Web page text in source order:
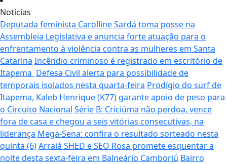
Notícias
Deputada feminista Carolline Sardá toma posse na
Assembleia Legislativa e anuncia forte atuação para o
enfrentamento à violência contra as mulheres em Santa
Catarina Incêndio criminoso é registrado em escritório de
Itapema Defesa Civil alerta para possibilidade de
temporais isolados nesta quarta-feira Prodígio do surf de
Itapema, Kaleb Henrique (K77) garante apoio de peso para
o Circuito Nacional Série B: Criciúma não perdoa, vence
fora de casa e chegou a seis vitórias consecutivas, na
liderança Mega-Sena: confira o resultado sorteado nesta
quinta (6)Arraiá SHED e SEO Rosa promete esquentar a
noite desta sexta-feira em Balneário Camboriú Bairro